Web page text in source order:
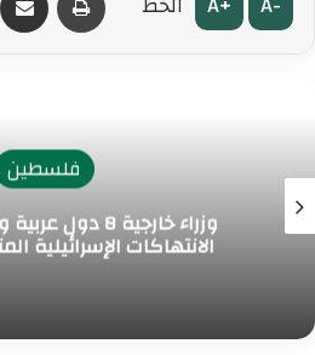
فلسطين
وزراء خارجية 8
الانتهاكات الإسرائيلية